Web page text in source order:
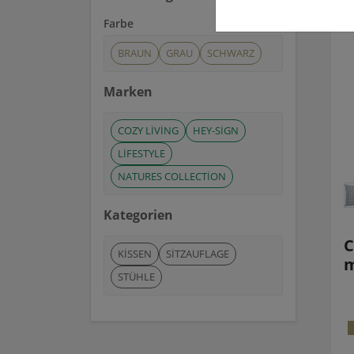
Farbe
BRAUN GRAU SCHWARZ
Marken
COZY LIVING
HEY-SIGN
LIFESTYLE
NATURES COLLECTION
Kategorien
KISSEN
SITZAUFLAGE
STÜHLE